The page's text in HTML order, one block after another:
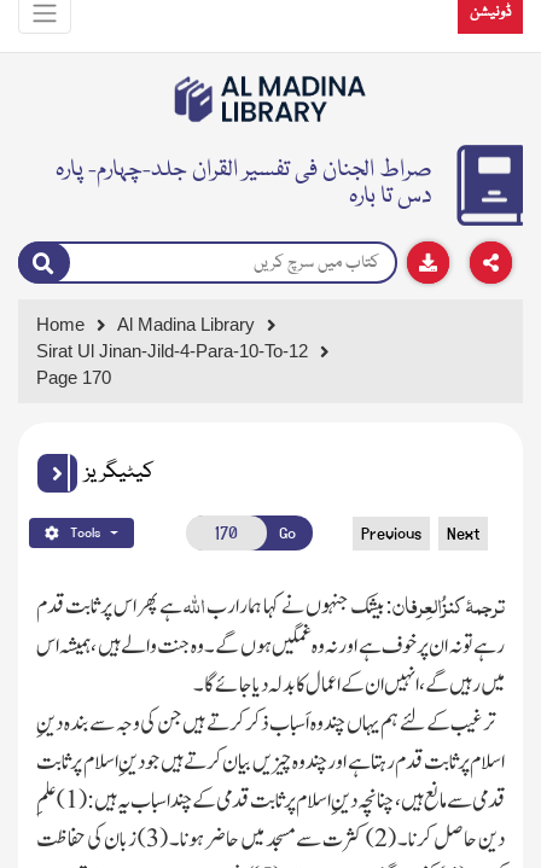
ڈونیشن
صراط الجنان فی تفسیر القران جلد-چہارم- پارہ
دس تا بارہ
Home
Al Madina Library
Sirat Ul Jinan-Jild-4-Para-10-To-12
Page 170
کیٹیگریز
Tools Go Previous Next
ترجمۂ کنزُالعِرفان: بیشک جنہوں نے کہا ہمارا رباللہہے پھر اس پر ثابت قدم
رہے تو نہ ان پر خوف ہے اورنہ وہ غمگین ہوں گے۔وہ جنت والے ہیں ، ہمیشہ اس
میں رہیں گے ، انہیں ان کے اعمال کابدلہ دیا جائے گا۔
ترغیب کے لئے ہم یہاں چند وہ اَسباب ذکر کرتے ہیں جن کی وجہ سے بندہ دینِ
اسلام پرثابت قدم رہتا ہے اور چند وہ چیزیں بیان کرتے ہیں جو دینِ اسلام پر ثابت
قدمی سے مانع ہیں ، چنانچہ دینِ اسلام پر ثابت قدمی کے چند اسباب یہ ہیں : (1) علمِ
دین حاصل کرنا۔ (2) کثرت سے مسجد میں حاضر ہونا۔ (3) زبان کی حفاظت